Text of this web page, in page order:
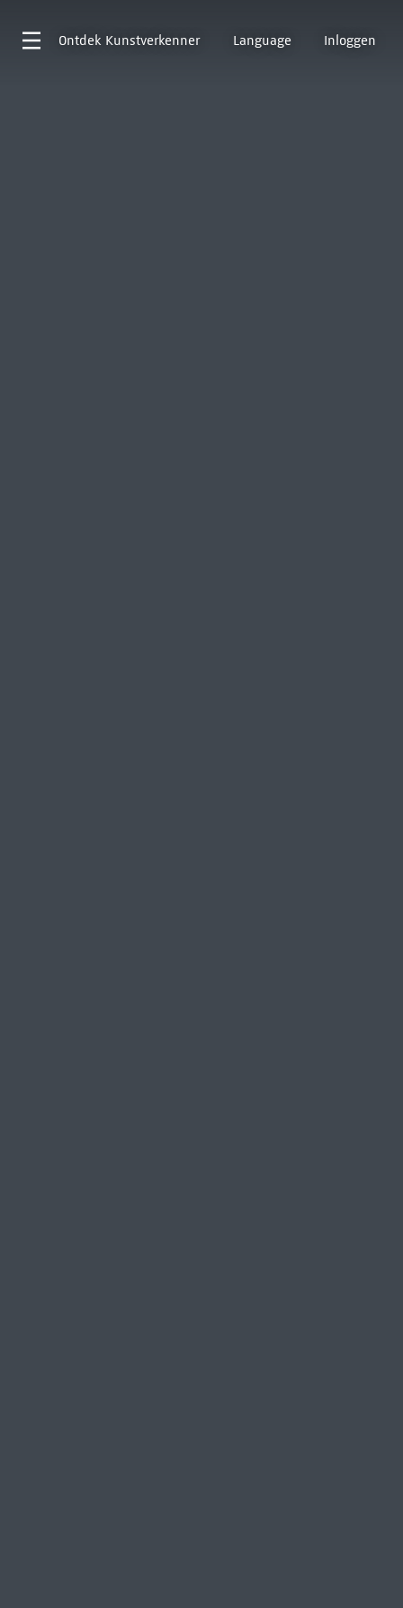
Ontdek Kunstverkenner Language Inloggen